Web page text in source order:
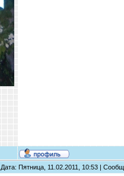
Дата: Пятница, 11.02.2011, 10:53 |